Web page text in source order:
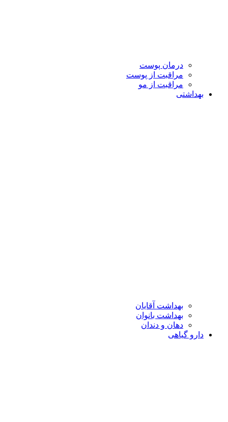
درمان پوست
مراقبت از پوست
مراقبت از مو
بهداشتی
بهداشت آقایان
بهداشت بانوان
دهان و دندان
دارو گیاهی